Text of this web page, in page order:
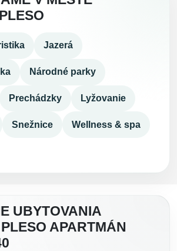
Jazerá
Národné parky
Prechádzky Lyžovanie
Snežnice Wellness & spa
UBYTOVANIA
APARTMÁN